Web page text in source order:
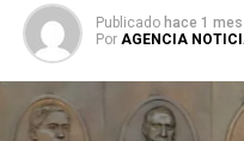
Publicado hace 1 mes
Por AGENCIA